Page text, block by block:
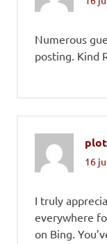
Numerous
posting. Kind
16
I truly
everywhere
on Bing.